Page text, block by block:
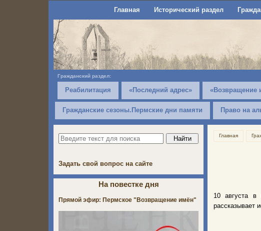
Главная Исторический раздел
Гражданский раздел:
Реабилитация «Последний адрес» «Возвращение
Гражданские сезоны.Пермские дни памяти Право на
Главная
10 августа в
рассказывает
Задать свой вопрос на сайте
На повестке дня
Прямой эфир: Пермское "Возвращение имён"